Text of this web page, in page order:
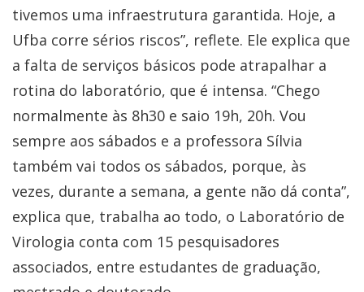
tivemos uma infraestrutura garantida. Hoje, a
Ufba corre sérios riscos”, reflete. Ele explica que
a falta de serviços básicos pode atrapalhar a
rotina do laboratório, que é intensa. “Chego
normalmente às 8h30 e saio 19h, 20h. Vou
sempre aos sábados e a professora Sílvia
também vai todos os sábados, porque, às
vezes, durante a semana, a gente não dá conta”,
explica que, trabalha ao todo, o Laboratório de
Virologia conta com 15 pesquisadores
associados, entre estudantes de graduação,